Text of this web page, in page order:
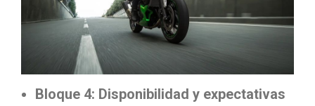
Bloque 4: Disponibilidad y expectativas